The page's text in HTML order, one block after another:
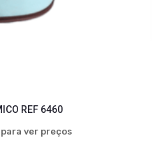
REF 6460
ver preços